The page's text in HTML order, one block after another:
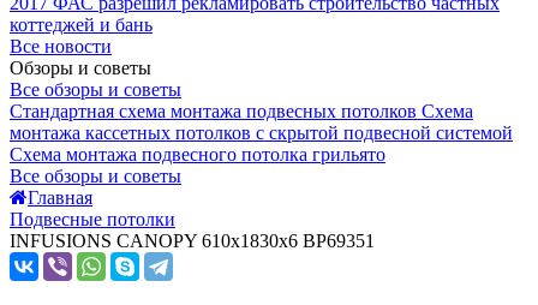
коттеджей и бань
Все новости
Обзоры и советы
Все обзоры и советы
Стандартная схема монтажа подвесных потолков Схема
монтажа кассетных потолков с скрытой подвесной системой
Схема монтажа подвесного потолка грильято
Все обзоры и советы
Главная
Подвесные потолки
INFUSIONS CANOPY 610x1830x6 BP69351